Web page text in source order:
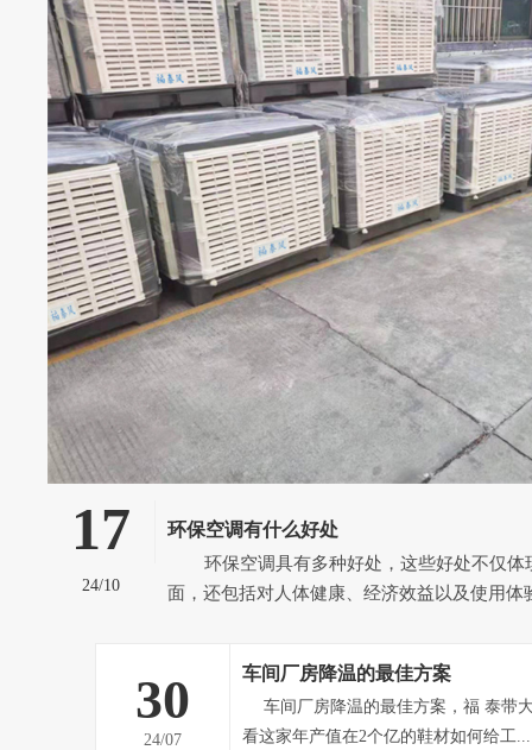
17
24/10
环保空调有什么好处
面，还包括对人体健康、经济效益以及使用体
大气臭氧...
30
24/07
车间厂房降温的最佳方案
看这家年产值在2个亿的鞋材如何给工...